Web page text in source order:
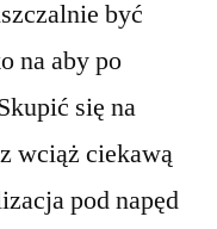
być
na aby po
się na
wciąż ciekawą
pod napęd